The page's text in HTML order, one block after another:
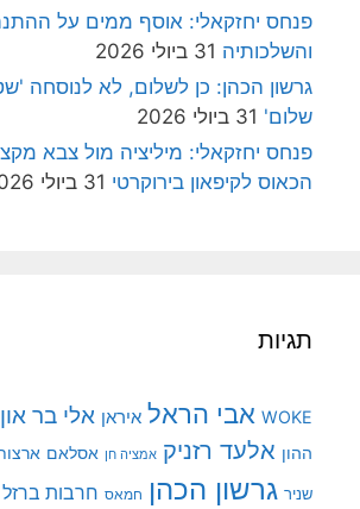
פנחס יחזקאלי: אוסף ממים על
והשלכותיה 31 ביולי 2026
גרשון הכהן: כן לשלום, לא לנוסחה
שלום' 31 ביולי 2026
פנחס יחזקאלי: מיליציה מול צבא
הכאוס לקיפאון בירוקרטי 31 ביולי 2026
תגיות
WOKE אבי הראל איראן אלי בר און
ההון אלעד רזניק אמציה חן אסלאם
שניר גרשון הכהן חמאס חרבות ברזל